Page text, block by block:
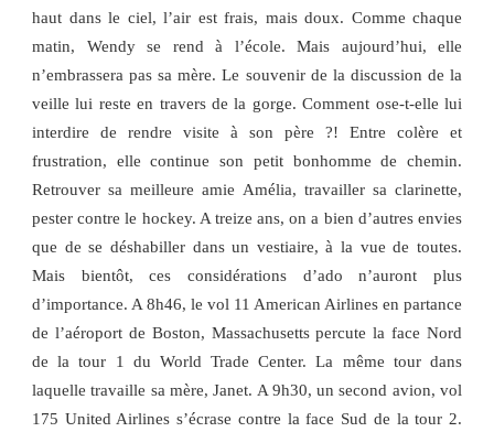
haut dans le ciel, l’air est frais, mais doux. Comme chaque
matin, Wendy se rend à l’école. Mais aujourd’hui, elle
n’embrassera pas sa mère. Le souvenir de la discussion de la
veille lui reste en travers de la gorge. Comment ose-t-elle lui
interdire de rendre visite à son père ?! Entre colère et
frustration, elle continue son petit bonhomme de chemin.
Retrouver sa meilleure amie Amélia, travailler sa clarinette,
pester contre le hockey. A treize ans, on a bien d’autres envies
que de se déshabiller dans un vestiaire, à la vue de toutes.
Mais bientôt, ces considérations d’ado n’auront plus
d’importance. A 8h46, le vol 11 American Airlines en partance
de l’aéroport de Boston, Massachusetts percute la face Nord
de la tour 1 du World Trade Center. La même tour dans
laquelle travaille sa mère, Janet. A 9h30, un second avion, vol
175 United Airlines s’écrase contre la face Sud de la tour 2.